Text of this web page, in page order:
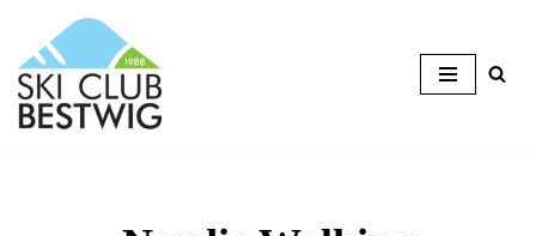
Zum
Inhalt
springen